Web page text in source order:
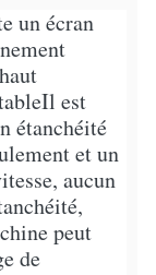
un écran
Il est
étanchéité
et un
aucun
peut
de